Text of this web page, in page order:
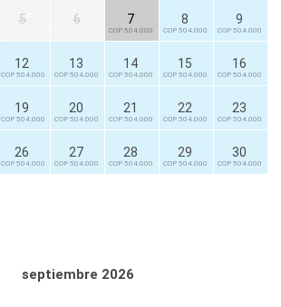
5 6 7
COP 504.000
8
COP 504.000
9
COP 504.000
12
COP 504.000
13
COP 504.000
14
COP 504.000
15
COP 504.000
16
COP 504.000
19
COP 504.000
20
COP 504.000
21
COP 504.000
22
COP 504.000
23
COP 504.000
26
COP 504.000
27
COP 504.000
28
COP 504.000
29
COP 504.000
30
COP 504.000
septiembre 2026